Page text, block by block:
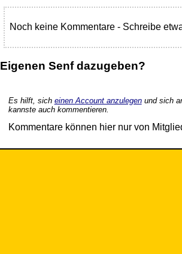
Noch keine Kommentare - Schreibe
Eigenen Senf dazugeben?
Es hilft, sich einen Account anzulegenund sich
kannste auch kommentieren.
Kommentare können hier nur von